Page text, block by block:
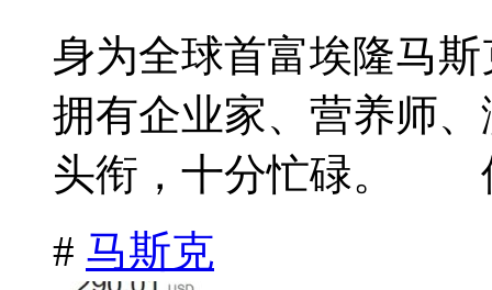
身为全球首富埃隆马
拥有企业家、营养师
头衔，十分忙碌。
# 马斯克